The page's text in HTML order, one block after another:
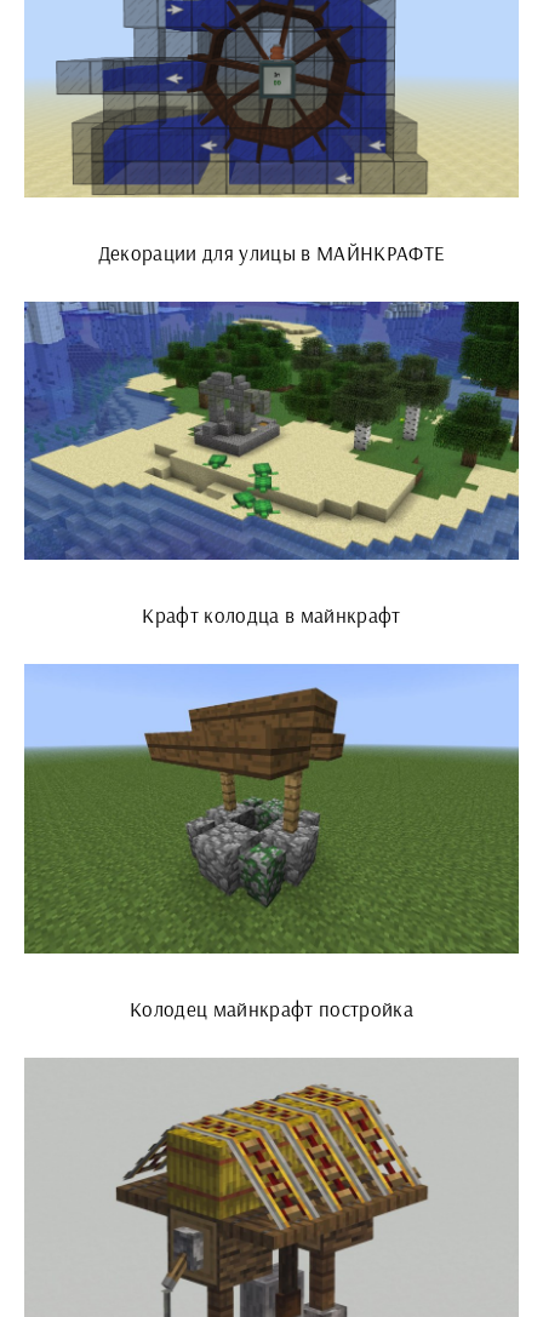
Декорации для улицы в МАЙНКРАФТЕ
Крафт колодца в майнкрафт
Колодец майнкрафт постройка